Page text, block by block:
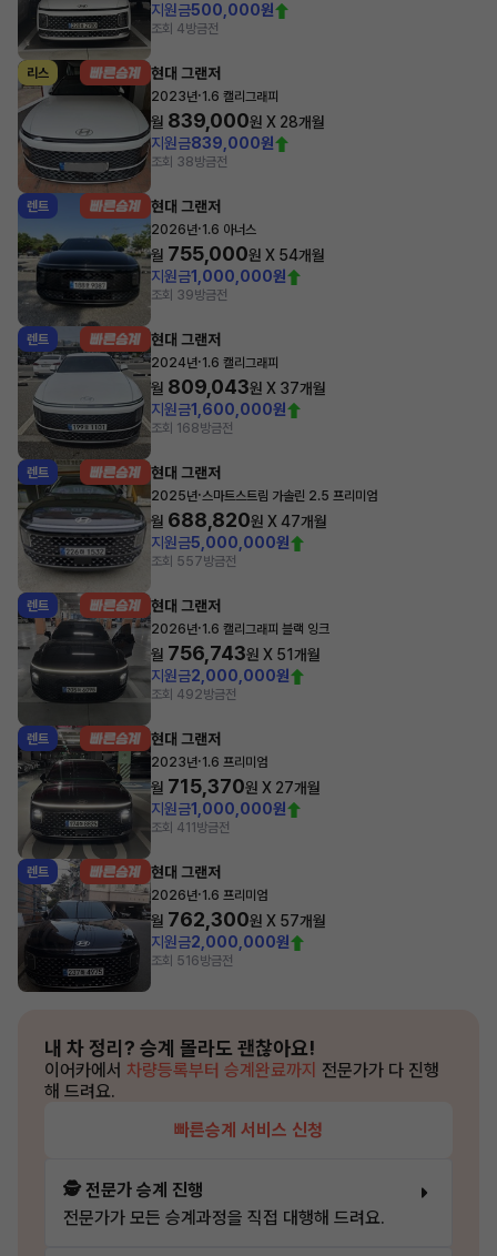
지원금500,000원
조회 4방금전
리스 현대 그랜저
2023년·1.6 캘리그래피
월 839,000원 X 28개월
지원금839,000원
조회 38방금전
렌트 현대 그랜저
2026년·1.6 아너스
월 755,000원 X 54개월
지원금1,000,000원
조회 39방금전
렌트 현대 그랜저
2024년·1.6 캘리그래피
월 809,043원 X 37개월
지원금1,600,000원
조회 168방금전
렌트 현대 그랜저
2025년·스마트스트림 가솔린 2.5 프리미엄
월 688,820원 X47개월
지원금5,000,000원
조회 557방금전
렌트 현대 그랜저
2026년·1.6 캘리그래피 블랙 잉크
월 756,743원 X 51개월
지원금2,000,000원
조회 492방금전
렌트 현대 그랜저
2023년·1.6 프리미엄
월 715,370원 X 27개월
지원금1,000,000원
조회 411 방금전
렌트 현대 그랜저
2026년·1.6 프리미엄
월 762,300원 X 57개월
지원금2,000,000원
조회 516방금전
내 차 정리? 승계 몰라도 괜찮아요!
이어카에서 차량등록부터 승계완료까지 전문가가 다 진행
해 드려요.
빠른승계 서비스 신청
🕵️ 전문가 승계 진행
전문가가 모든 승계과정을 직접 대행해 드려요.